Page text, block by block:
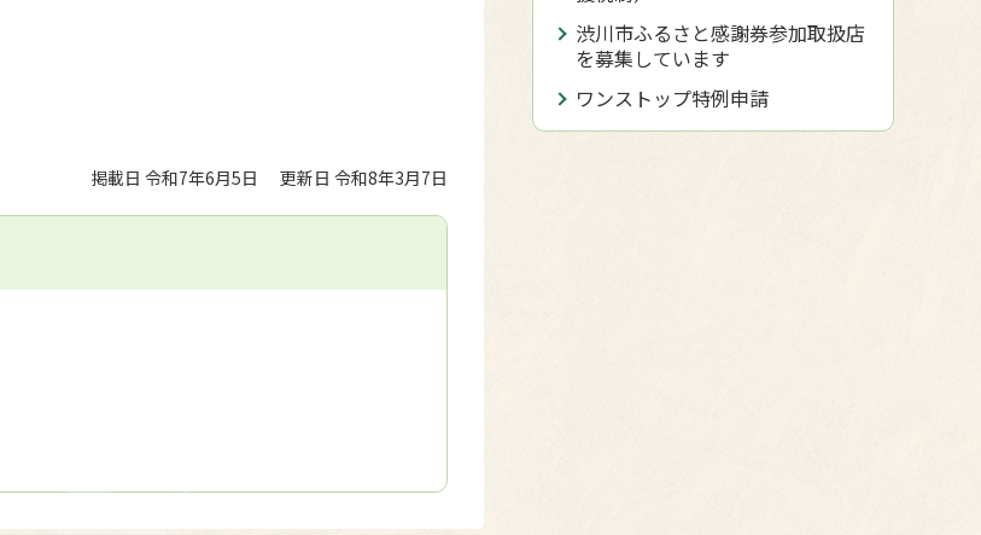
掲載日 令和7年6月5日 更新日 令和8年3月7日
渋川市ふるさと感謝券参加取扱店
を募集しています
ワンストップ特例申請